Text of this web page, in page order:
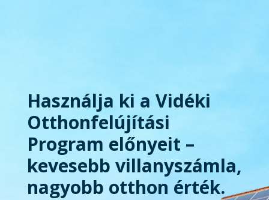
Használja ki a Vidéki
Otthonfelújítási
Program előnyeit –
kevesebb villanyszámla,
nagyobb otthon érték.